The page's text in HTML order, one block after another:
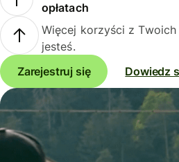
opłatach
Więcej korzyści z
jesteś.
Zarejestruj się
Dowiedz